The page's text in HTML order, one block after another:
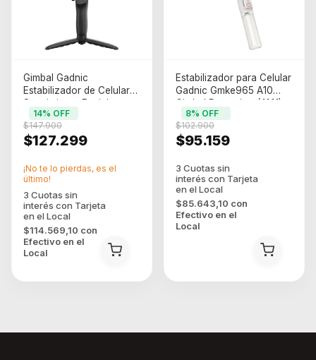
Gimbal Gadnic
Estabilizador de Celular
Seguimiento Facial
(gim00013)
$127.299
$147.900
14% OFF
$114.569,10 con
Efectivo en el
Local
¡No te lo pierdas, es el
último!
Estabilizador para Celular
Gadnic Gmke965 A10
Gimbal Deportivo (4141)
(gim00011)
$95.159
$102.900
8% OFF
$85.643,10 con
Efectivo en el
Local